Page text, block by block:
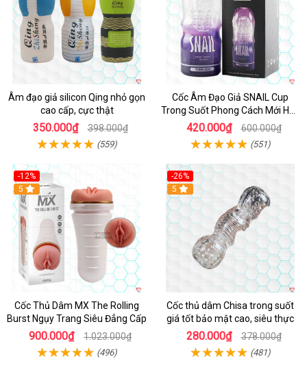
Âm đạo giả silicon Qing nhỏ gọn
cao cấp, cực thật
350.000₫ 398.000₫
(559)
Cốc Âm Đạo Giả SNAIL Cup
Trong Suốt Phong Cách Mới Hấp
Dẫn
420.000₫ 600.000₫
(551)
-12%
Hot
5
Cốc Thủ Dâm MX The Rolling
Burst Ngụy Trang Siêu Đẳng Cấp
900.000₫ 1.023.000₫
(496)
-26%
Hot
5
Cốc thủ dâm Chisa trong suốt
giá tốt bảo mật cao, siêu thực
280.000₫ 378.000₫
(481)